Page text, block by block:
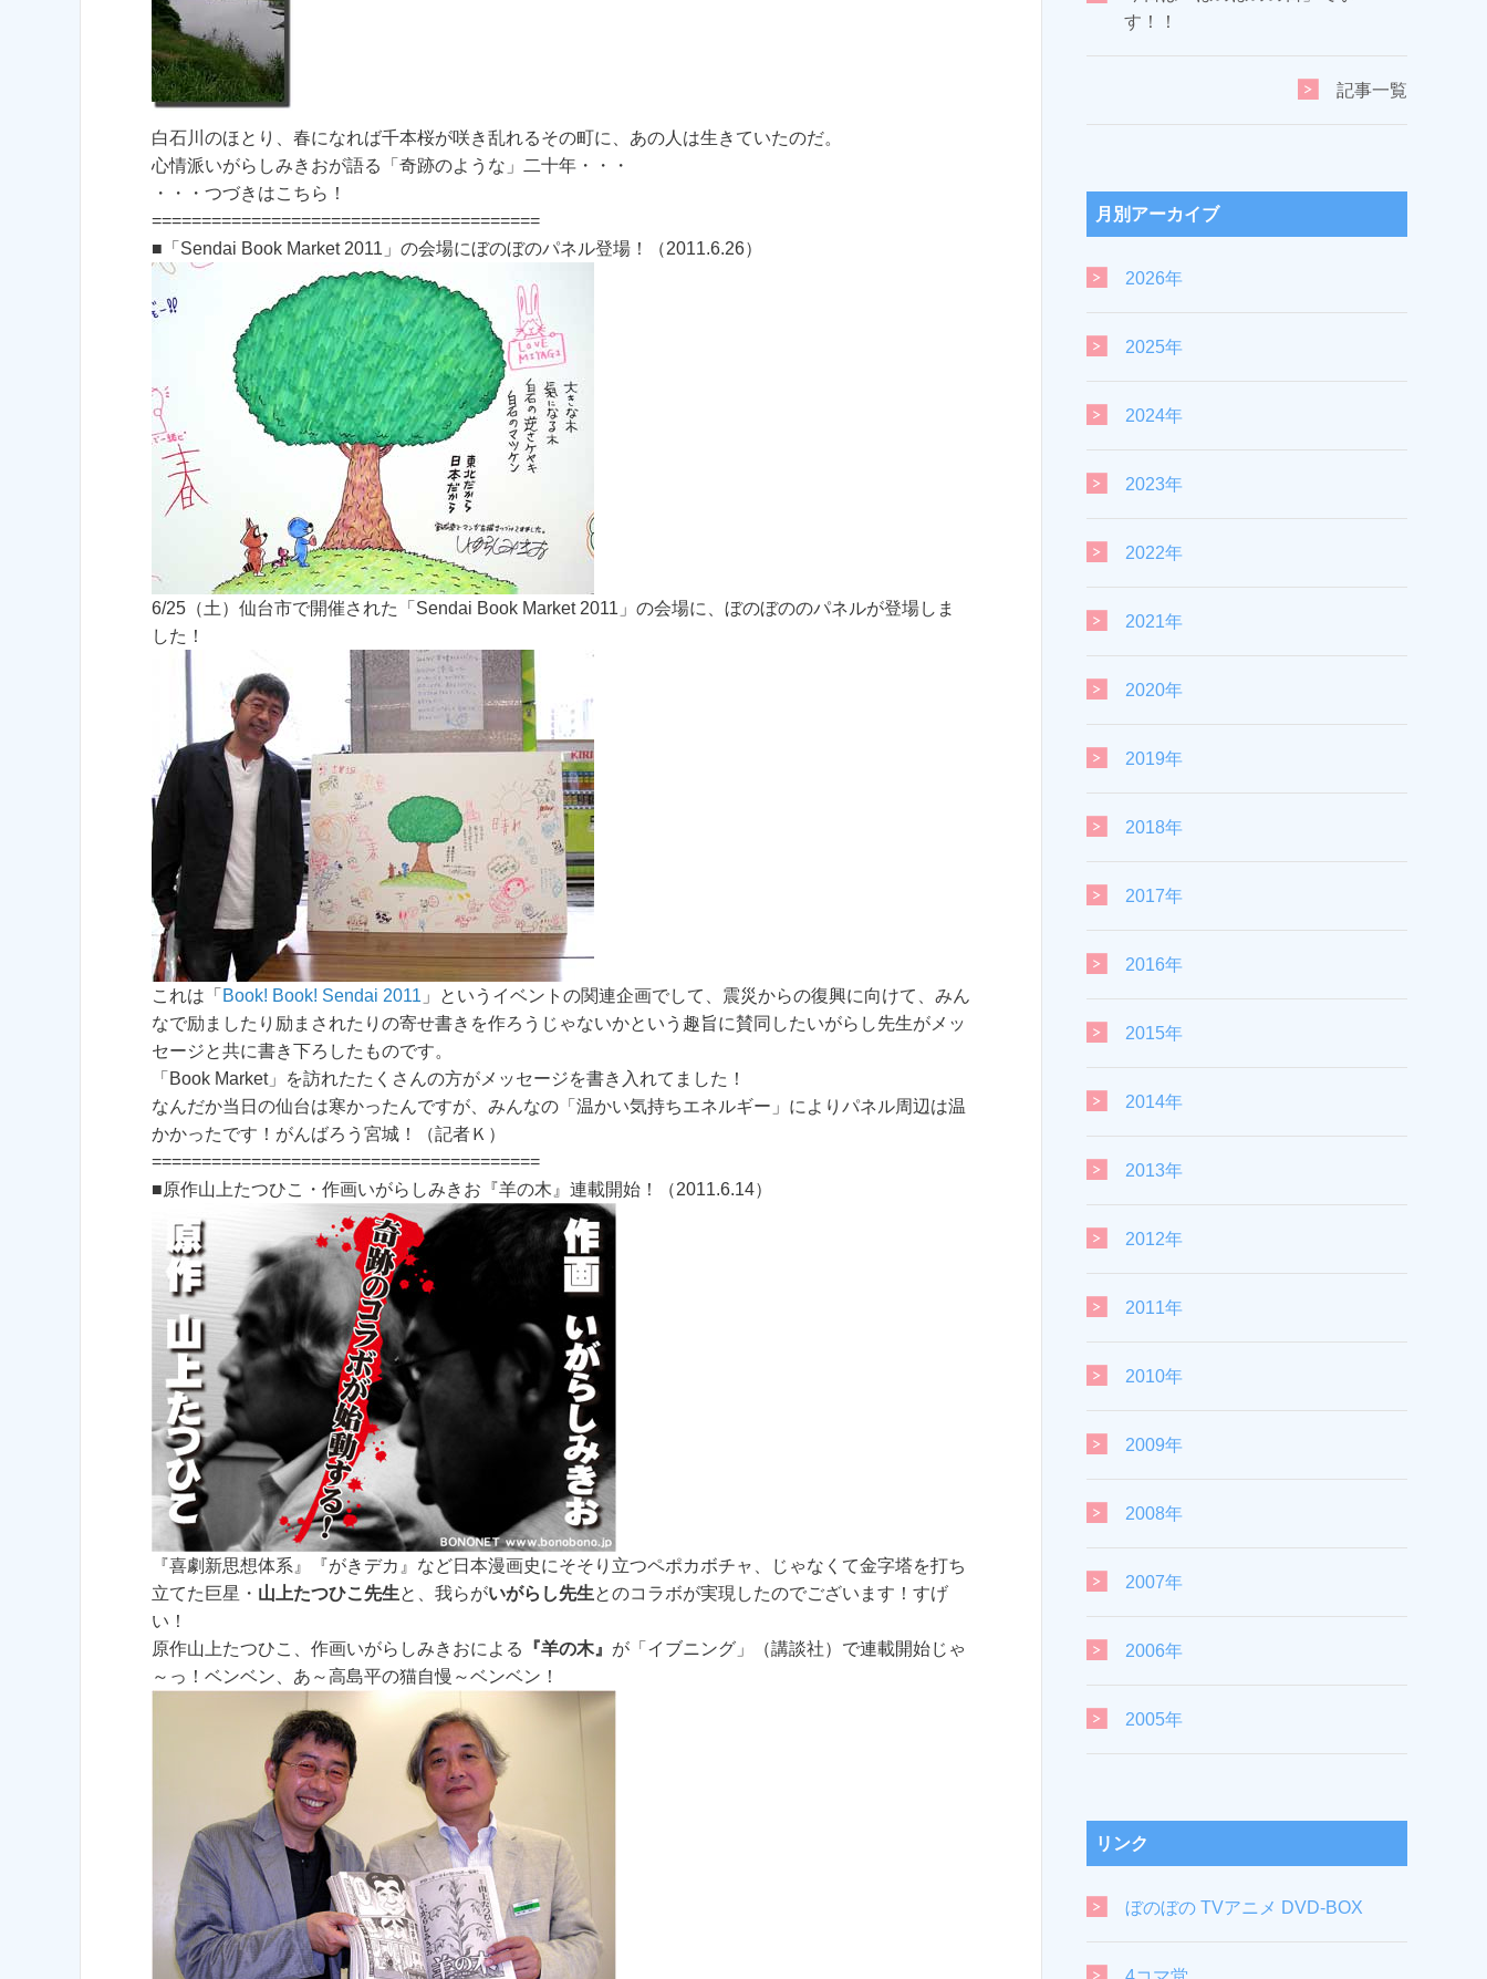
白石川のほとり、春になれば千本桜が咲き乱れるその町に、あの人は生きていたのだ。
心情派いがらしみきおが語る「奇跡のような」二十年・・・
・・・つづきはこちら！
=======================================
■「Sendai Book Market 2011」の会場にぼのぼのパネル登場！（2011.6.26）
6/25（土）仙台市で開催された「Sendai Book Market 2011」の会場に、ぼのぼののパネルが登場しま
した！
これは「 Book! Book! Sendai 2011 」というイベントの関連企画でして、震災からの復興に向けて、みん
なで励ましたり励まされたりの寄せ書きを作ろうじゃないかという趣旨に賛同したいがらし先生がメッ
セージと共に書き下ろしたものです。
「Book Market」を訪れたたくさんの方がメッセージを書き入れてました！
なんだか当日の仙台は寒かったんですが、みんなの「温かい気持ちエネルギー」によりパネル周辺は温
かかったです！がんばろう宮城！（記者Ｋ）
=======================================
■原作山上たつひこ・作画いがらしみきお『羊の木』連載開始！（2011.6.14）
『喜劇新思想体系』『がきデカ』など日本漫画史にそそり立つペポカボチャ、じゃなくて金字塔を打ち
立てた巨星・ 山上たつひこ先生と、我らがいがらし先生とのコラボが実現したのでございます！すげ
い！
原作山上たつひこ、作画いがらしみきおによる
『羊の木』 が「イブニング」（講談社）で連載開始じゃ
～っ！ベンベン、あ～高島平の猫自慢～ベンベン！
す！！
記事一覧
月別アーカイブ
2026年
2025年
2024年
2023年
2022年
2021年
2020年
2019年
2018年
2017年
2016年
2015年
2014年
2013年
2012年
2011年
2010年
2009年
2008年
2007年
2006年
2005年
リンク
ぼのぼの TVアニメ DVD-BOX